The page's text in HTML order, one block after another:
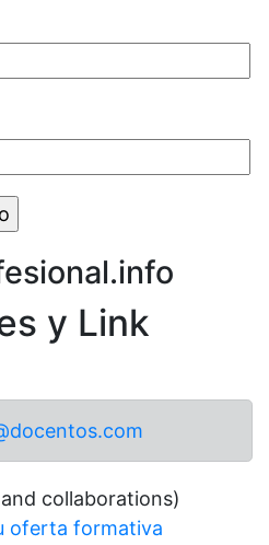
y Link
collaborations)